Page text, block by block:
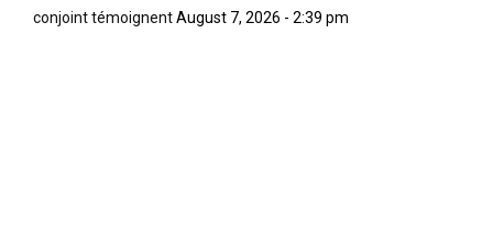
conjoint témoignentAugust 7, 2026 - 2:39 pm